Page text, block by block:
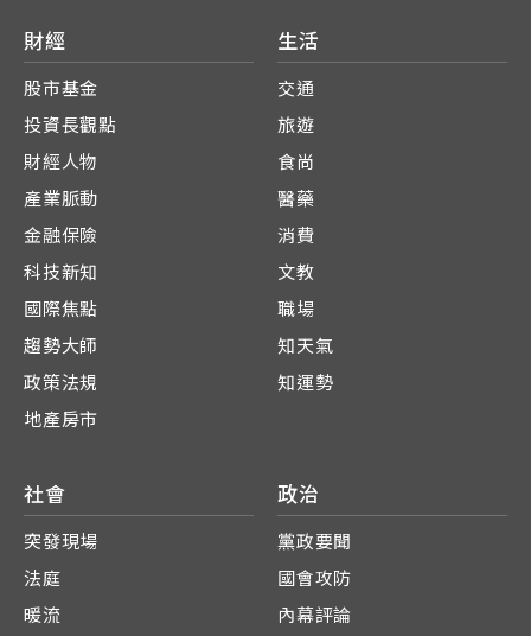
財經
股市基金
投資長觀點
財經人物
產業脈動
金融保險
科技新知
國際焦點
趨勢大師
政策法規
地產房市
生活
交通
旅遊
食尚
醫藥
消費
文教
職場
知天氣
知運勢
社會
突發現場
法庭
暖流
政治
黨政要聞
國會攻防
內幕評論